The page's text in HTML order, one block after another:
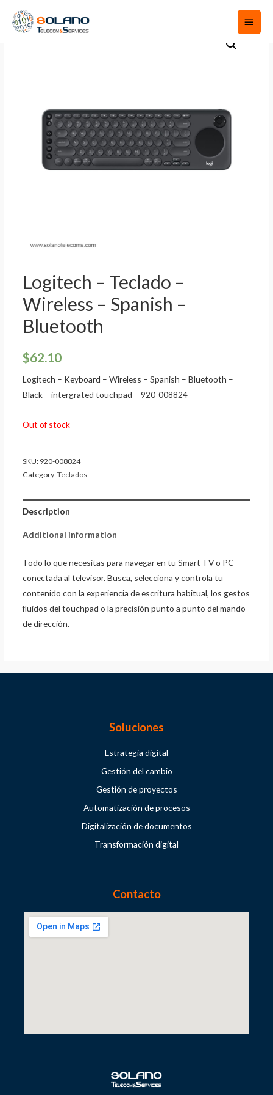
Logitech – Teclado –
Wireless – Spanish –
Bluetooth
$62.10
Logitech – Keyboard – Wireless – Spanish – Bluetooth –
Black – intergrated touchpad – 920-008824
Out of stock
SKU: 920-008824
Category:Teclados
Description
Additional information
Todo lo que necesitas para navegar en tu Smart TV o PC
conectada al televisor. Busca, selecciona y controla tu
contenido con la experiencia de escritura habitual, los gestos
fluidos del touchpad o la precisión punto a punto del mando
de dirección.
Soluciones
Estrategia digital
Gestión del cambio
Gestión de proyectos
Automatización de procesos
Digitalización de documentos
Transformación digital
Contacto